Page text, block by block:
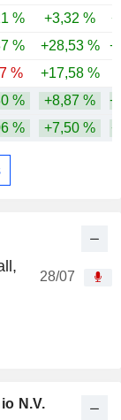
28/07
N.V.
% +3,32 %
% +28,53 %
%
+17,58 %
% +8,87 %
% +7,50 %